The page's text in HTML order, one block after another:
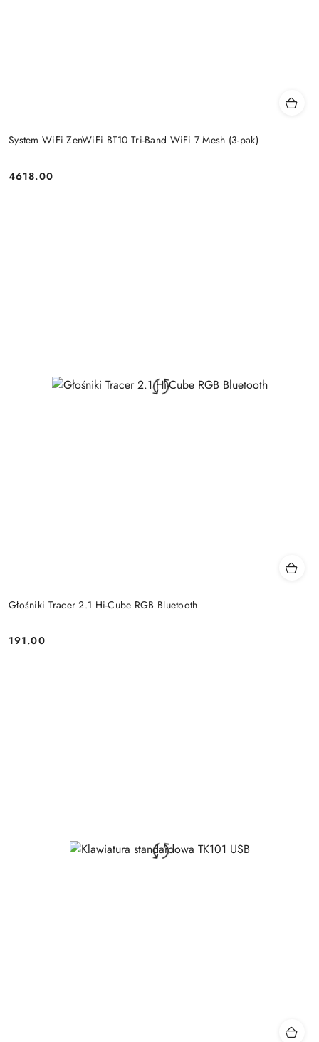
System WiFi ZenWiFi BT10 Tri-Band WiFi 7 Mesh (3-pak)
Price:
4618.00
Głośniki Tracer 2.1 Hi-Cube RGB Bluetooth
Price:
191.00